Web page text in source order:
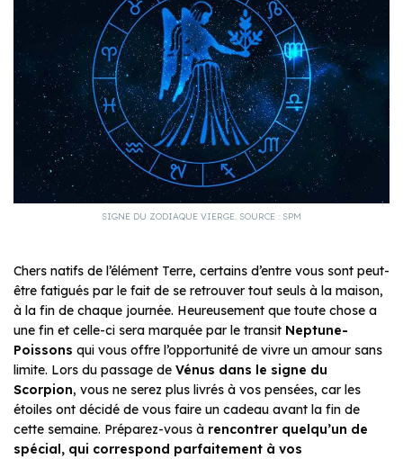
SIGNE DU ZODIAQUE VIERGE. SOURCE : SPM
Chers natifs de l’élément Terre, certains d’entre vous sont peut-
être fatigués par le fait de se retrouver tout seuls à la maison,
à la fin de chaque journée. Heureusement que toute chose a
une fin et celle-ci sera marquée par le transit Neptune-
Poissons qui vous offre l’opportunité de vivre un amour sans
limite. Lors du passage de Vénus dans le signe du
Scorpion, vous ne serez plus livrés à vos pensées, car les
étoiles ont décidé de vous faire un cadeau avant la fin de
cette semaine. Préparez-vous à rencontrer quelqu’un de
spécial, qui correspond parfaitement à vos